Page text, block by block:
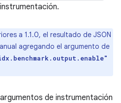
a 1.1.0, el resultado de JSON
agregando el argumento de
de instrumentación